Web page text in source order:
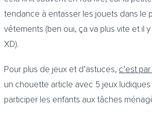
tendance à entasser les jouets dans le
vêtements (ben oui, ça va plus vite et il
XD).
Pour plus de jeux et d’astuces, c’est
un chouette article avec 5 jeux
participer les enfants aux tâches